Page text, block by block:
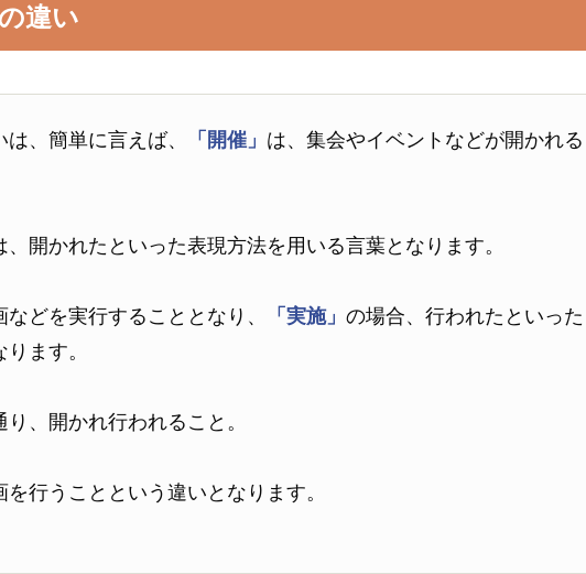
違い
は、簡単に言えば、 「開催」 は、集会やイベントなどが開かれる
、開かれたといった表現方法を用いる言葉となります。
などを実行することとなり、 「実施」の場合、行われたといった
ます。
、開かれ行われること。
を行うことという違いとなります。